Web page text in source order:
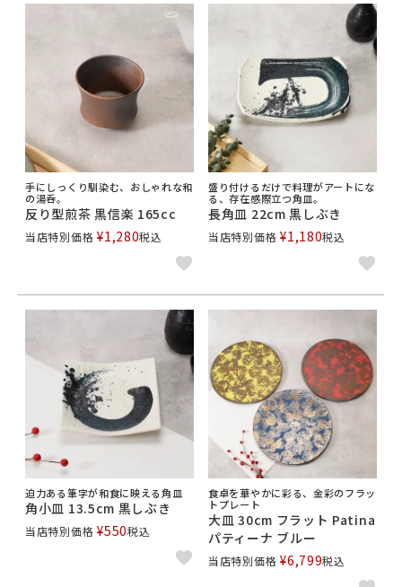
手にしっくり馴染む、おしゃれな和
の湯呑。
反り型煎茶 黒信楽 165cc
当店特別価格 ¥1,280税込
盛り付けるだけで料理がアートにな
る、存在感際立つ角皿。
長角皿 22cm 黒しぶき
当店特別価格 ¥1,180税込
迫力ある筆字が和食に映える角皿
角小皿 13.5cm 黒しぶき
当店特別価格 ¥550税込
食卓を華やかに彩る、金彩のフラッ
トプレート
大皿 30cm フラット Patina
パティーナ ブルー
当店特別価格 ¥6,799税込